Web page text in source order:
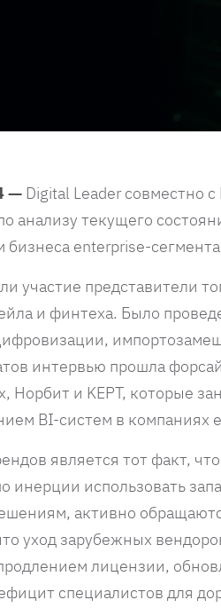
— Digital Leader совместно
анализу текущего
бизнеса enterprise-
участие представители
и финтеха. Было
интервью прошла
Норбит и KEPT, которые
BI-систем в компаниях
является тот факт,
инерции использовать
активно
уход зарубежных
лицензии,
специалистов для